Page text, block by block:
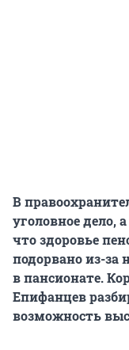
В
уголовное дело,
что здоровье
подорвано из-за
в пансионате.
Епифанцев
возможность